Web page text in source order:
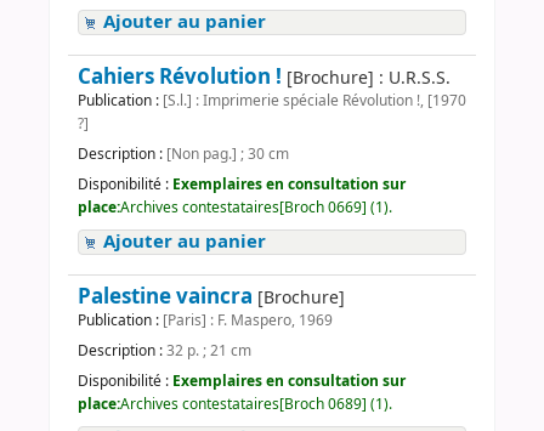
Ajouter au panier
Cahiers Révolution ! [Brochure] : U.R.S.S.
Publication : [S.l.] : Imprimerie spéciale Révolution !, [1970
?]
Description : [Non pag.] ; 30 cm
Disponibilité : Exemplaires en consultation sur
place:Archives contestataires[Broch 0669] (1).
Ajouter au panier
Palestine vaincra [Brochure]
Publication : [Paris] : F. Maspero, 1969
Description :32 p. ; 21 cm
Disponibilité : Exemplaires en consultation sur
place:Archives contestataires[Broch 0689] (1).